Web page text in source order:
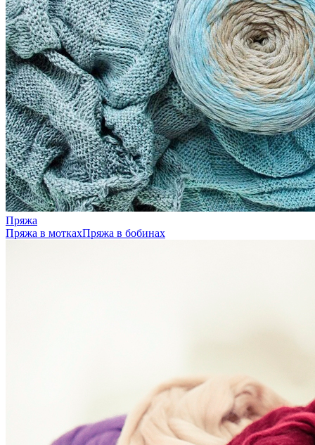
Пряжа
Пряжа в моткахПряжа в бобинах